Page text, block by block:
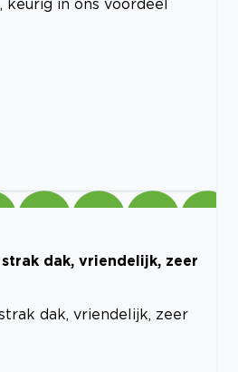
in ons voordeel
dak, vriendelijk, zeer
dak, vriendelijk, zeer